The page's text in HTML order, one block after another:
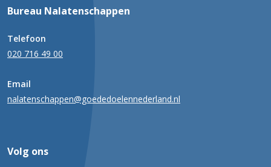
Bureau Nalatenschappen
Telefoon
020 716 49 00
Email
nalatenschappen@goededoelennederland.nl
Volg ons